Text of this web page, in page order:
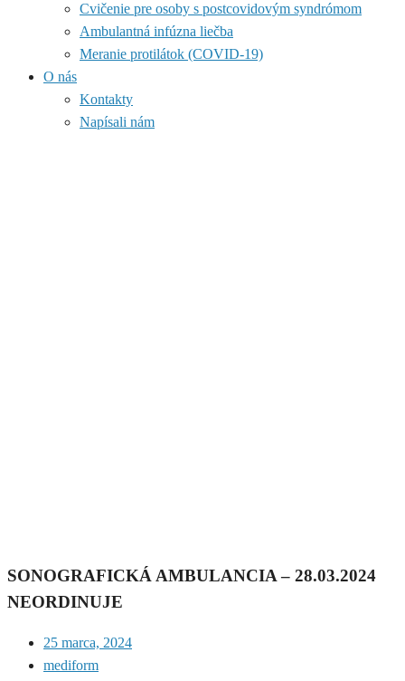
Cvičenie pre osoby s postcovidovým syndrómom
Ambulantná infúzna liečba
Meranie protilátok (COVID-19)
O nás
Kontakty
Napísali nám
SONOGRAFICKÁ AMBULANCIA – 28.03.2024
NEORDINUJE
25 marca, 2024
mediform